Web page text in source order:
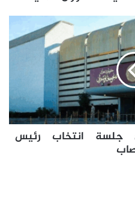
جلسة انتخاب رئيس